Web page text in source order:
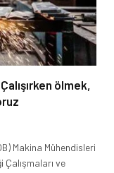
ölmek,
Makina Mühendisleri
Çalışmaları ve